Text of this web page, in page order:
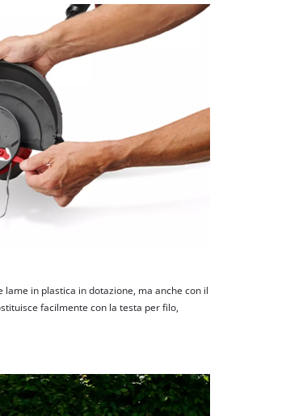
in plastica in dotazione, ma anche con il
facilmente con la testa per filo,